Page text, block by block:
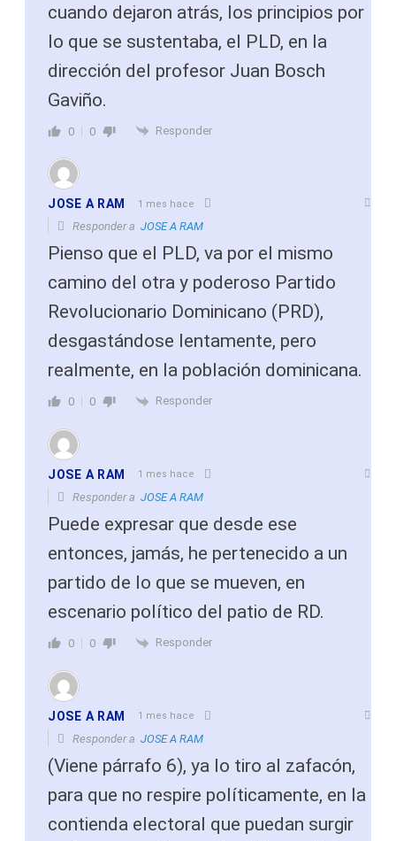
cuando dejaron atrás, los principios por
lo que se sustentaba, el PLD, en la
dirección del profesor Juan Bosch
Gaviño.
0 0 Responder
JOSE A RAM 1 mes hace
Responder a JOSE A RAM
Pienso que el PLD, va por el mismo
camino del otra y poderoso Partido
Revolucionario Dominicano (PRD),
desgastándose lentamente, pero
realmente, en la población dominicana.
0 0 Responder
JOSE A RAM 1 mes hace
Responder a JOSE A RAM
Puede expresar que desde ese
entonces, jamás, he pertenecido a un
partido de lo que se mueven, en
escenario político del patio de RD.
0 0 Responder
JOSE A RAM 1 mes hace
Responder a JOSE A RAM
(Viene párrafo 6), ya lo tiro al zafacón,
para que no respire políticamente, en la
contienda electoral que puedan surgir